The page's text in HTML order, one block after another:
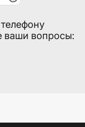
ваши вопросы: